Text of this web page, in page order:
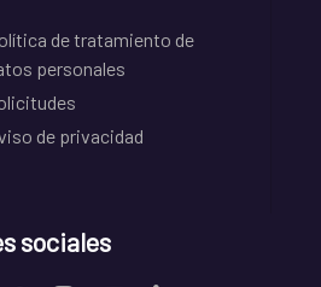
de tratamiento de
personales
de privacidad
sociales